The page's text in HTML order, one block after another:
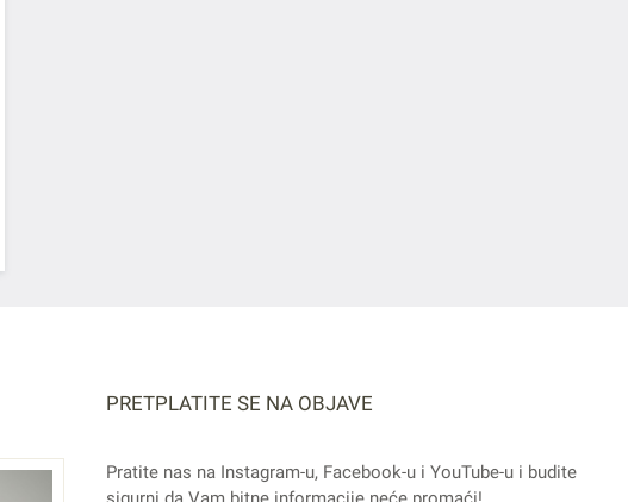
PRETPLATITE SE NA OBJAVE
Pratite nas na Instagram-u, Facebook-u i YouTube-u i budite